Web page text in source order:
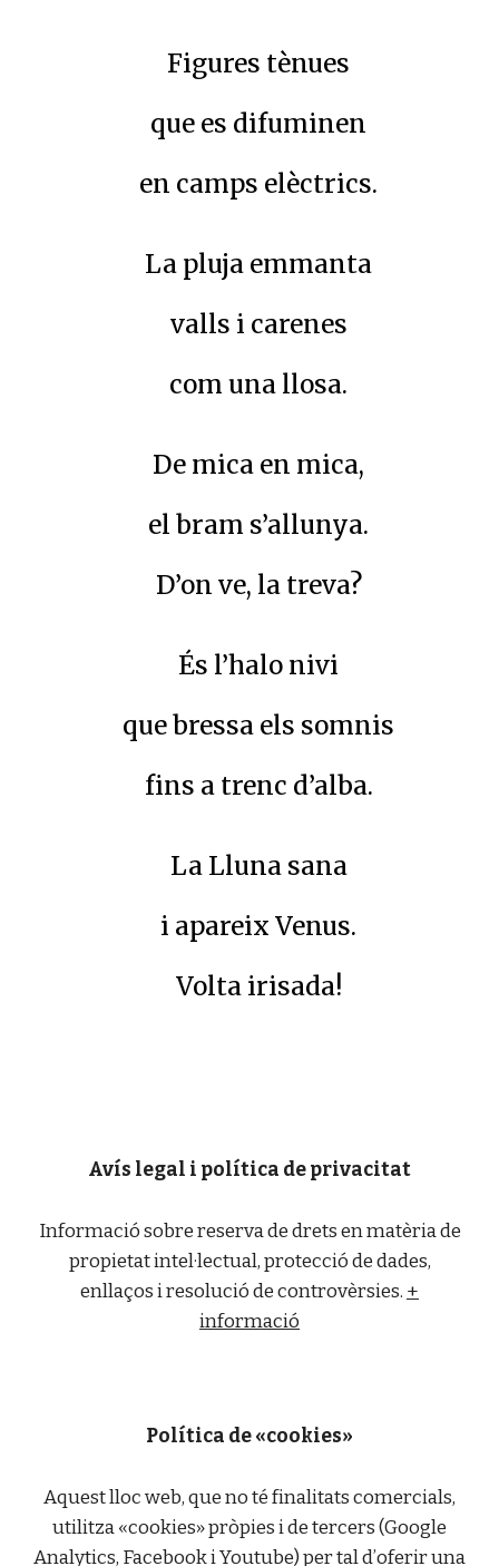
Figures tènues
que es difuminen
en camps elèctrics.
La pluja emmanta
valls i carenes
com una llosa.
De mica en mica,
el bram s’allunya.
D’on ve, la treva?
És l’halo nivi
que bressa els somnis
fins a trenc d’alba.
La Lluna sana
i apareix Venus.
Volta irisada!
Avís legal i política de privacitat
Informació sobre reserva de drets en matèria de
propietat intel·lectual, protecció de dades,
enllaços i resolució de controvèrsies. +
informació
Política de «cookies»
Aquest lloc web, que no té finalitats comercials,
utilitza «cookies» pròpies i de tercers (Google
Analytics, Facebook i Youtube) per tal d’oferir una